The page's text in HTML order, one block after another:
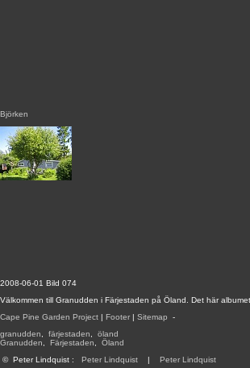
2008-06-01 Bild 074
Välkommen till Granudden i Färjestaden på Öland. Det här
Cape Pine Garden Project | Footer | Sitemap -
granudden
färjestaden
öland
Granudden
Färjestaden
Öland
© Peter Lindquist : Peter Lindquist | Peter Lindquist
Björken